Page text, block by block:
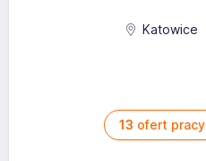
Katowice
13 ofert pracy